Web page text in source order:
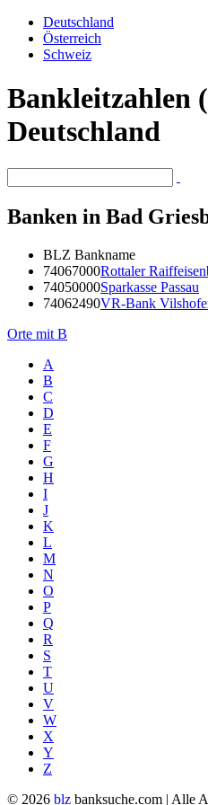
Deutschland
Österreich
Schweiz
Bankleitzahlen
Deutschland
Banken in Bad
BLZ Bankname
74067000Rottaler
74050000Sparkasse Passau
74062490VR-Bank
Orte mit B
A
B
C
D
E
F
G
H
I
J
K
L
M
N
O
P
Q
R
S
T
U
V
W
X
Y
Z
© 2026 blz banksuche.com | Alle